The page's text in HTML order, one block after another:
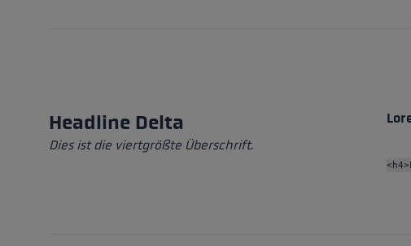
Headline Delta
Dies ist die viertgrößte Überschrift.